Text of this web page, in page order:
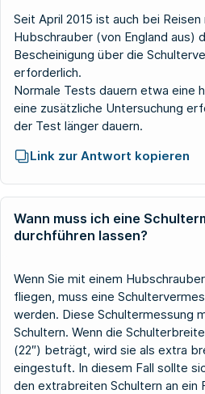
Seit April 2015 ist auch bei
Hubschrauber (von England aus)
Bescheinigung über die
erforderlich.
Normale Tests dauern etwa eine
eine zusätzliche Untersuchung
der Test länger dauern.
Link zur Antwort kopieren
Wann muss ich eine
durchführen lassen?
Wenn Sie mit einem
fliegen, muss eine
werden. Diese Schultermessung
Schultern. Wenn die
(22″) beträgt, wird sie als extra
eingestuft. In diesem Fall sollte
den extrabreiten Schultern an ein